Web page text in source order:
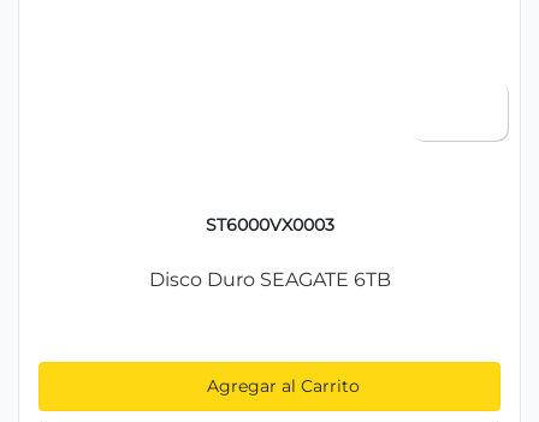
ST6000VX0003
Disco Duro SEAGATE 6TB
Agregar al Carrito